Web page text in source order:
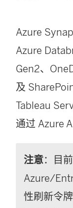
Azure
Azure
Gen2、
及
Tableau
通过 Azure
注意：目
Azure/
性刷新令